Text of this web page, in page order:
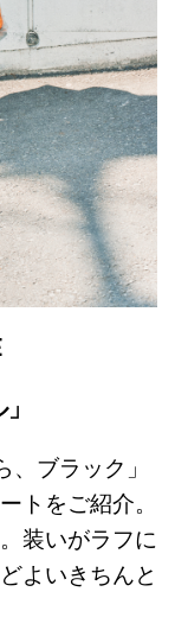
」
ブラック」
トをご紹介。
装いがラフに
よいきちんと